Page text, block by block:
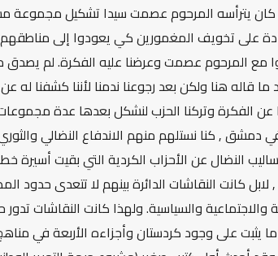
كان يترأسه المرحوم عصمت سيدا تشكيل مجموعة
على تخويف المغمورين كي يعودوا إلى مناطقهم
مع المرحوم عصمت وعرضنا عليه الفكرة. لم يصدق
هنا ولكن بعد رجوعنا ندمنا لأننا كشفنا له
عن الفكرة وتركنا الحزب لنشكل بعدها عدة
, كنا نستلهم منهم الاندفاع النضالي والثوري
النضال عن الأحزاب الكردية التي بقيت أسيرة
كانت النقاشات الدائرة بينهم لا تتعدى حدود
والسياسية. ولهذا كانت النقاشات
على وجود كردستان وأجزاءه الأربعة في